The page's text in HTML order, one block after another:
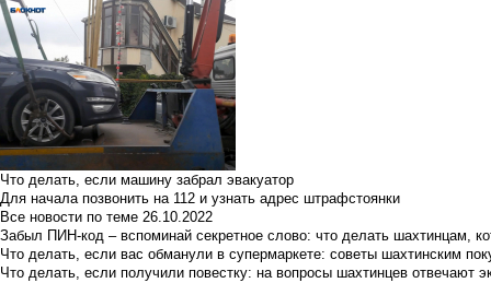
Что делать, если машину забрал эвакуатор
Для начала позвонить на 112 и узнать адрес штрафстоянки
Все новости по теме 26.10.2022
Забыл ПИН-код – вспоминай секретное слово: что делать шахтинцам,
Что делать, если вас обманули в супермаркете: советы шахтинским
Что делать, если получили повестку: на вопросы шахтинцев отвечают